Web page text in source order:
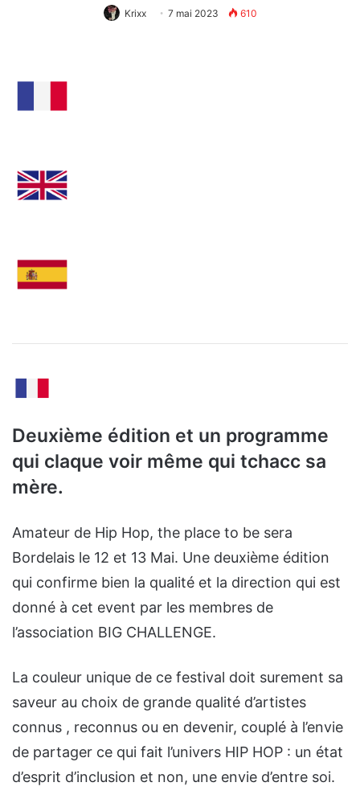
Krixx 7 mai 2023 610
Deuxième édition et un programme
qui claque voir même qui tchacc sa
mère.
Amateur de Hip Hop, the place to be sera
Bordelais le 12 et 13 Mai. Une deuxième édition
qui confirme bien la qualité et la direction qui est
donné à cet event par les membres de
l’association BIG CHALLENGE.
La couleur unique de ce festival doit surement sa
saveur au choix de grande qualité d’artistes
connus , reconnus ou en devenir, couplé à l’envie
de partager ce qui fait l’univers HIP HOP : un état
d’esprit d’inclusion et non, une envie d’entre soi.